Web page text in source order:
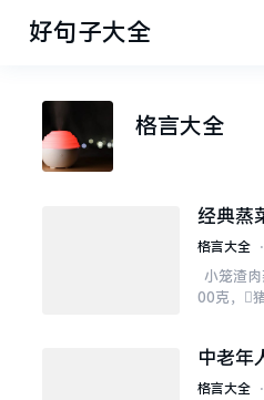
好句子大全
格言大全
经典蒸
格言大全 ⋅
小笼渣
00克，
5克。
滋润软
中老年
音是老
格言大全 ⋅